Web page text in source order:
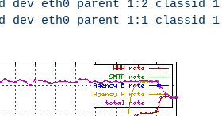
dev eth0 parent 1:2 classid